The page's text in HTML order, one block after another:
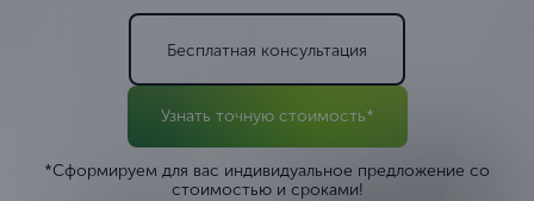
Бесплатная консультация
Узнать точную стоимость*
*Сформируем для вас индивидуальное предложение со
стоимостью и сроками!